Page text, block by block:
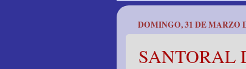
DOMINGO, 31 DE MARZO
SANTORAL